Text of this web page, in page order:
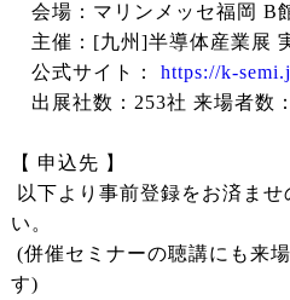
会場：マリンメッセ福岡 B
主催：[九州]半導体産業展
公式サイト： https://k-
出展社数：253社 来場者数
【 申込先 】
以下より事前登録をお済ま
い。
(併催セミナーの聴講にも来
す)